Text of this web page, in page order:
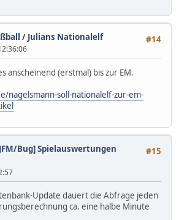
#14
/ Julians Nationalelf
anscheinend (erstmal) bis zur EM.
nagelsmann-soll-nationalelf-zur-em-
#15
Bug] Spielauswertungen
Update dauert die Abfrage jeden
ca. eine halbe Minute